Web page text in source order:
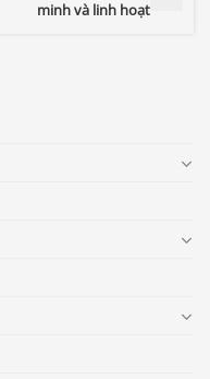
minh và linh hoạt